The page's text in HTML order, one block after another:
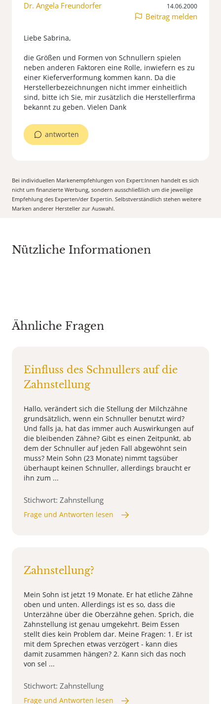
Dr. Angela Freundorfer 14.06.2000
Beitrag melden
Liebe Sabrina,
die Größen und Formen von Schnullern spielen
neben anderen Faktoren eine Rolle, inwiefern es zu
einer Kieferverformung kommen kann. Da die
Herstellerbezeichnungen nicht immer einheitlich
sind, bitte ich Sie, mir zusätzlich die Herstellerfirma
bekannt zu geben. Vielen Dank
antworten
Bei individuellen Markenempfehlungen von Expert:Innen handelt es sich
nicht um finanzierte Werbung, sondern ausschließlich um die jeweilige
Empfehlung des Experten/der Expertin. Selbstverständlich stehen weitere
Marken anderer Hersteller zur Auswahl.
Nützliche Informationen
Ähnliche Fragen
Einfluss des Schnullers auf die
Zahnstellung
Hallo, verändert sich die Stellung der Milchzähne
grundsätzlich, wenn ein Schnuller benutzt wird?
Und falls ja, hat das immer auch Auswirkungen auf
die bleibenden Zähne? Gibt es einen Zeitpunkt, ab
dem der Schnuller auf jeden Fall abgewöhnt sein
muss? Mein Sohn (23 Monate) nimmt tagsüber
überhaupt keinen Schnuller, allerdings braucht er
ihn zum ...
Stichwort: Zahnstellung
Frage und Antworten lesen
Zahnstellung?
Mein Sohn ist jetzt 19 Monate. Er hat etliche Zähne
oben und unten. Allerdings ist es so, dass die
Unterzähne über die Oberzähne gehen. Sprich, die
Zahnstellung ist genau umgekehrt. Beim Essen
stellt dies kein Problem dar. Meine Fragen: 1. Er ist
mit dem Sprechen etwas verzögert - kann dies
damit zusammen hängen? 2. Kann sich das noch
von sel ...
Stichwort: Zahnstellung
Frage und Antworten lesen